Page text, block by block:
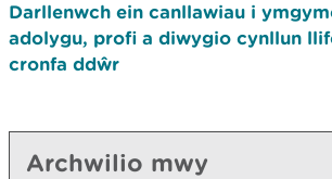
Darllenwch ein canllawiau i
adolygu, profi a diwygio cynllun
cronfa ddŵr
Archwilio mwy